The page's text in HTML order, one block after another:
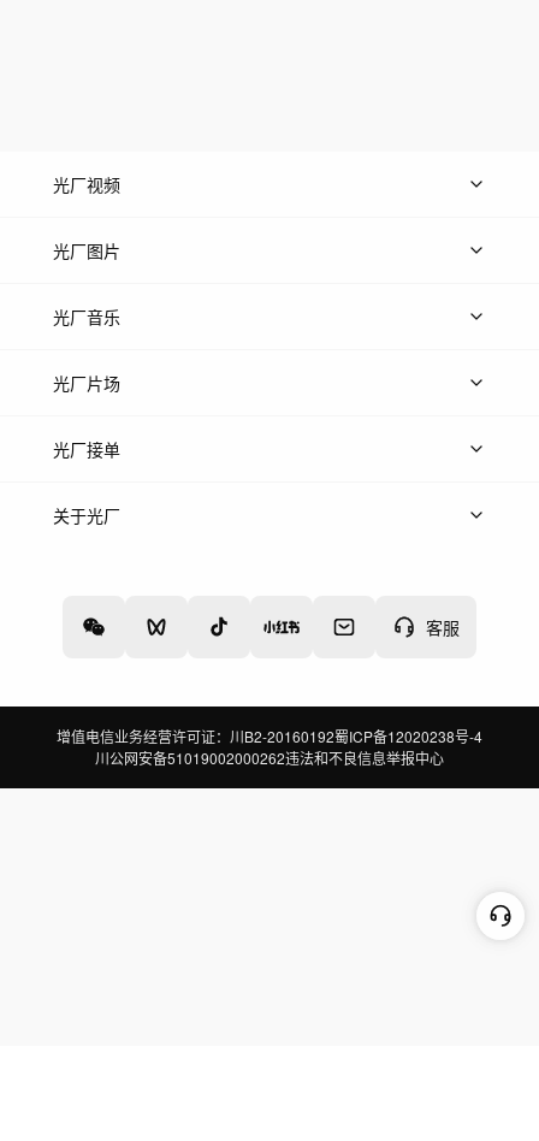
客服
光厂视频
上传视频
光厂图片
上传图片
光厂音乐
热门音乐
光厂片场
上传案例
光厂接单
上架服务
关于光厂
增值电信业务经营许可证：川B2-20160192蜀ICP备12020238号-4
川公网安备51019002000262违法和不良信息举报中心